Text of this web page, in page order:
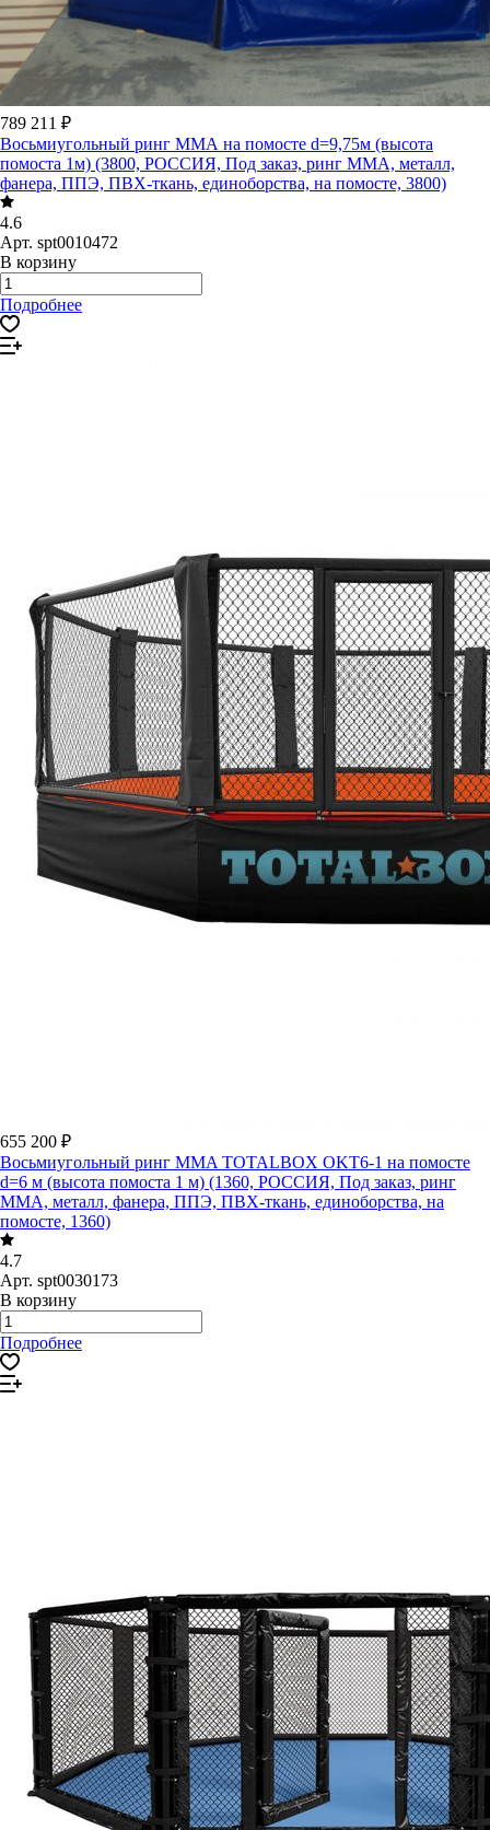
789 211 ₽
Восьмиугольный ринг ММА на помосте d=9,75м (высота
помоста 1м) (3800, РОССИЯ, Под заказ, ринг ММА, металл,
фанера, ППЭ, ПВХ-ткань, единоборства, на помосте, 3800)
4.6
Арт. spt0010472
В корзину
Подробнее
655 200 ₽
Восьмиугольный ринг MMA TOTALBOX OKT6-1 на помосте
d=6 м (высота помоста 1 м) (1360, РОССИЯ, Под заказ, ринг
ММА, металл, фанера, ППЭ, ПВХ-ткань, единоборства, на
помосте, 1360)
4.7
Арт. spt0030173
В корзину
Подробнее